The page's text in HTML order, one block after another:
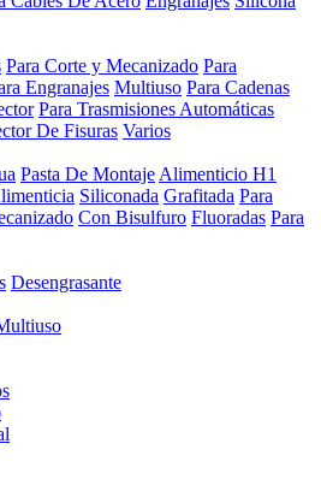
Para Corte y Mecanizado Para
Engranajes Multiuso Para Cadenas
Para Trasmisiones Automáticas
De Fisuras Varios
Pasta De Montaje Alimenticio H1
Siliconada Grafitada Para
Con Bisulfuro Fluoradas Para
Desengrasante